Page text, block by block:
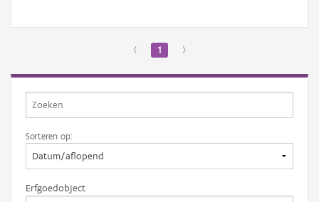
‹ 1 ›
Sorteren op:
Erfgoedobject